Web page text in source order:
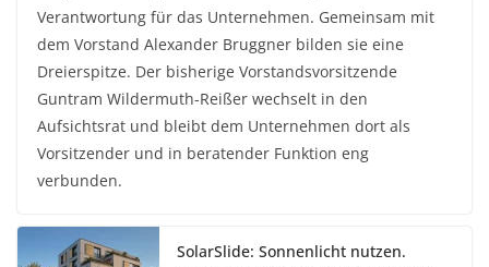
Verantwortung für das Unternehmen. Gemeinsam mit
dem Vorstand Alexander Bruggner bilden sie eine
Dreierspitze. Der bisherige Vorstandsvorsitzende
Guntram Wildermuth-Reißer wechselt in den
Aufsichtsrat und bleibt dem Unternehmen dort als
Vorsitzender und in beratender Funktion eng
verbunden.
SolarSlide: Sonnenlicht nutzen.